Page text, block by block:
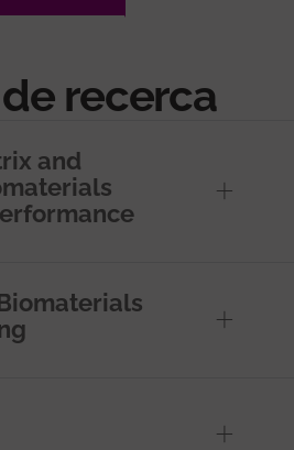
recerca
and